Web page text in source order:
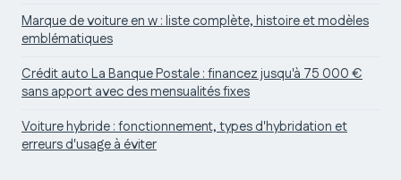
Marque de voiture en w : liste complète, histoire et modèles
emblématiques
Crédit auto La Banque Postale : financez jusqu'à 75 000 €
sans apport avec des mensualités fixes
Voiture hybride : fonctionnement, types d'hybridation et
erreurs d'usage à éviter